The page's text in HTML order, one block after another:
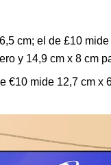
cm; el de £10
y 14,9 cm x 8 cm
€10 mide 12,7 cm x